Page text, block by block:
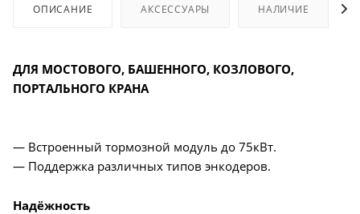
ОПИСАНИЕ АКСЕССУАРЫ НАЛИЧИЕ
ДЛЯ МОСТОВОГО, БАШЕННОГО, КОЗЛОВОГО,
ПОРТАЛЬНОГО КРАНА
— Встроенный тормозной модуль до 75кВт.
— Поддержка различных типов энкодеров.
Надёжность